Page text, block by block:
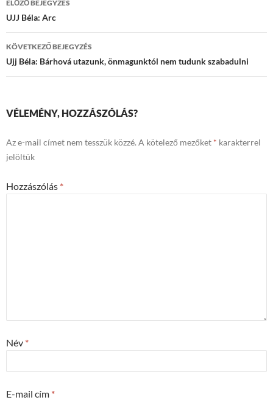
navigációja
ELŐZŐ BEJEGYZÉS
UJJ Béla: Arc
KÖVETKEZŐ BEJEGYZÉS
Ujj Béla: Bárhová utazunk, önmagunktól nem tudunk szabadulni
VÉLEMÉNY, HOZZÁSZÓLÁS?
Az e-mail címet nem tesszük közzé. A kötelező mezőket * karakterrel
jelöltük
Hozzászólás *
Név *
E-mail cím *